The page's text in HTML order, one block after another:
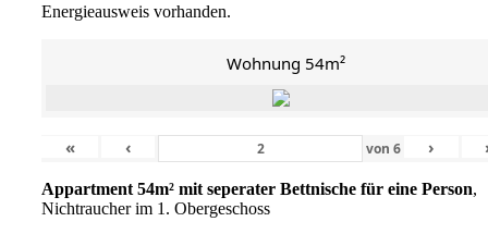
Energieausweis vorhanden.
Wohnung 54m²
« ‹ von6 ›
Appartment 54m² mit seperater Bettnische für eine Person,
Nichtraucher im 1. Obergeschoss